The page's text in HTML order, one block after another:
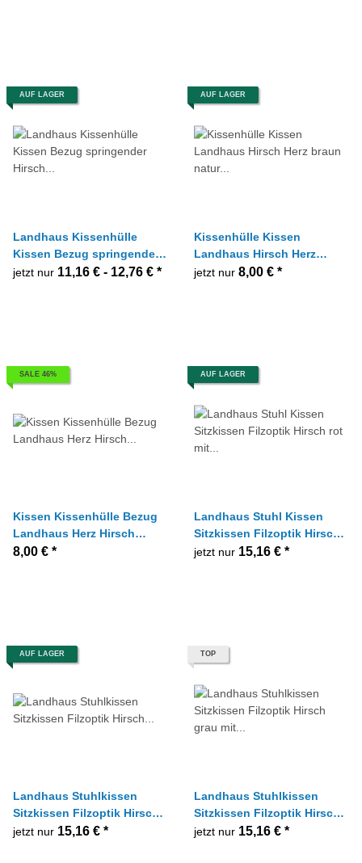
AUF LAGER
Landhaus Kissenhülle
Kissen Bezug springender
Hirsch rot rose, Größe nach
jetzt nur 11,16 € - 12,76 € *
AUF LAGER
Kissenhülle Kissen
Landhaus Hirsch Herz
braun natur 50 x 50 cm
jetzt nur 8,00 € *
SALE 46%
Kissen Kissenhülle Bezug
Landhaus Herz Hirsch
Steinoptik, 40x40 cm
8,00 € *
AUF LAGER
Landhaus Stuhl Kissen
Sitzkissen Filzoptik Hirsch
rot mit Schaumstoff, 38 x38
jetzt nur 15,16 € *
AUF LAGER
Landhaus Stuhlkissen
Sitzkissen Filzoptik Hirsch
anthrazit mit Schaumstoff,
jetzt nur 15,16 € *
TOP
Landhaus Stuhlkissen
Sitzkissen Filzoptik Hirsch
grau mit Schaumstoff, 38 x
jetzt nur 15,16 € *